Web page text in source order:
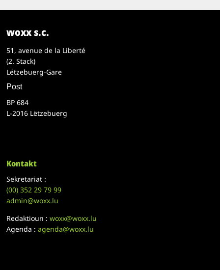
woxx s.c.
51, avenue de la Liberté
(2. Stack)
Lëtzebuerg-Gare
Post
BP 684
L-2016 Lëtzebuerg
Kontakt
Sekretariat :
(00)352 29 79 99
admin@woxx.lu
Redaktioun :woxx@woxx.lu
Agenda :agenda@woxx.lu